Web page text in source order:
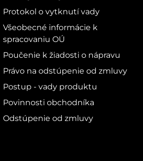
Protokol o vytknutí vady
Všeobecné informácie k
spracovaniu OÚ
Poučenie k žiadosti o nápravu
Právo na odstúpenie od zmluvy
Postup - vady produktu
Povinnosti obchodníka
Odstúpenie od zmluvy